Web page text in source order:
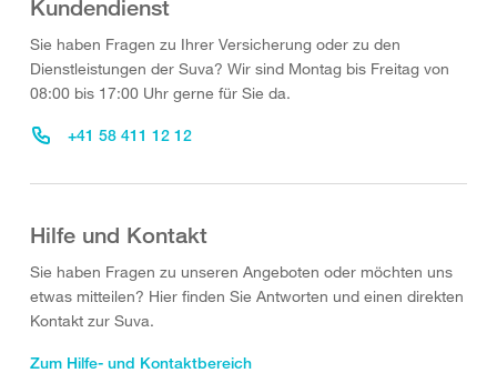
Kundendienst
Sie haben Fragen zu Ihrer Versicherung oder zu den
Dienstleistungen der Suva? Wir sind Montag bis Freitag von
08:00 bis 17:00 Uhr gerne für Sie da.
+41 58 411 12 12
Hilfe und Kontakt
Sie haben Fragen zu unseren Angeboten oder möchten uns
etwas mitteilen? Hier finden Sie Antworten und einen direkten
Kontakt zur Suva.
Zum Hilfe- und Kontaktbereich